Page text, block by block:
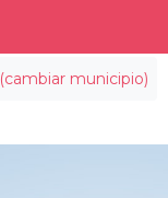
(cambiar municipio)